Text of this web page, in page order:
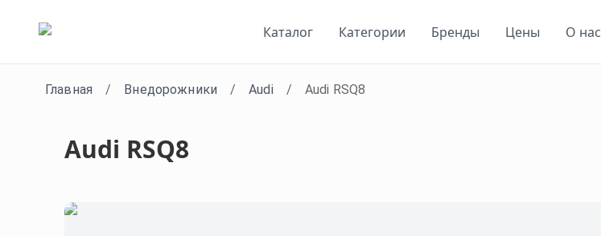
Каталог Категории Бренды Цены О нас
Главная / Внедорожники / Audi / Audi RSQ8
Audi RSQ8